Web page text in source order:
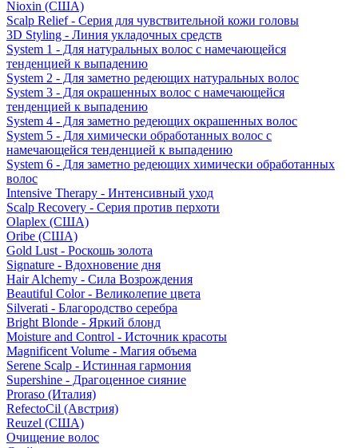
Nioxin (США)
Scalp Relief - Серия для чувствительной кожи головы
3D Styling - Линия укладочных средств
System 1 - Для натуральных волос с намечающейся
тенденцией к выпадению
System 2 - Для заметно редеющих натуральных волос
System 3 - Для окрашенных волос с намечающейся
тенденцией к выпадению
System 4 - Для заметно редеющих окрашенных волос
System 5 - Для химически обработанных волос с
намечающейся тенденцией к выпадению
System 6 - Для заметно редеющих химически обработанных
волос
Intensive Therapy - Интенсивный уход
Scalp Recovery - Серия против перхоти
Olaplex (США)
Oribe (США)
Gold Lust - Роскошь золота
Signature - Вдохновение дня
Hair Alchemy - Сила Возрождения
Beautiful Color - Великолепие цвета
Silverati - Благородство серебра
Bright Blonde - Яркий блонд
Moisture and Control - Источник красоты
Magnificent Volume - Магия объема
Serene Scalp - Истинная гармония
Supershine - Драгоценное сияние
Proraso (Италия)
RefectoCil (Австрия)
Reuzel (США)
Очищение волос